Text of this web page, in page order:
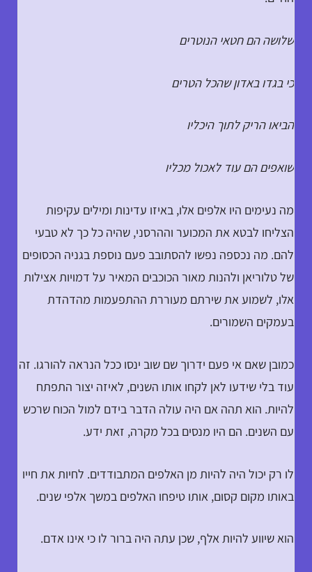
שלושה הם חטאי הנוטרים
כי בגדו באדון שהכל הטרים
הביאו הריק לתוך היכליו
שואפים הם עוד לאכול מכליו
מה נעימים היו אלפים אלו, באיזו עדינות ומילים עקיפות
הצליחו לבטא את המכוער וההרסני, שהיה כל כך לא טבעי
להם. מה נכספה נפשו להסתובב פעם נוספת בגניה הכסופים
של טלוריאן ולהנות מאור הכוכבים המאיר על דמויות אצילות
אלו, לשמוע את שירתם מעוררת ההתפעמות מהדהדת
בעמקים השמורים.
כמובן שאם אי פעם ידרוך שם שוב ינסו ככל הנראה להורגו. זה
עוד בלי שידעו לאן לקחו אותו השנים, לאיזה יצור התפתח
להיות. הוא תהה אם היה עולה הדבר בידם למול הכוח שרכש
עם השנים. הם היו מנסים בכל מקרה, זאת ידע.
לו רק יכול היה להיות מן האלפים המתבודדים. לחיות את חייו
באותו מקום קסום, אותו טיפחו האלפים במשך אלפי שנים.
הוא שיווע להיות אלף, שכן עתה היה ברור לו כי אינו אדם.